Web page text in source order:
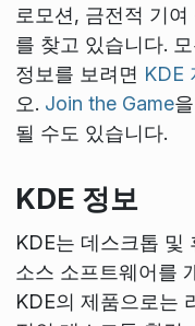
로모션, 금전적 기
를 찾고 있습니다.
정보를 보려면 KDE
오. Join the Game
될 수도 있습니다.
KDE 정보
KDE는 데스크톱 및
소스 소프트웨어를
KDE의 제품으로는